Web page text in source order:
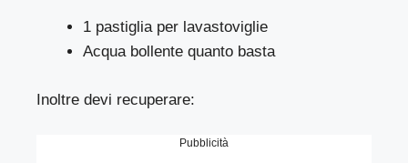
1 pastiglia per lavastoviglie
Acqua bollente quanto basta
Inoltre devi recuperare:
Pubblicità